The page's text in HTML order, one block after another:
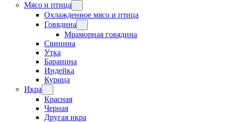
Мясо и птица
Охлажденное мясо и птица
Говядина
Мраморная говядина
Свинина
Утка
Баранина
Индейка
Курица
Икра
Красная
Черная
Другая икра